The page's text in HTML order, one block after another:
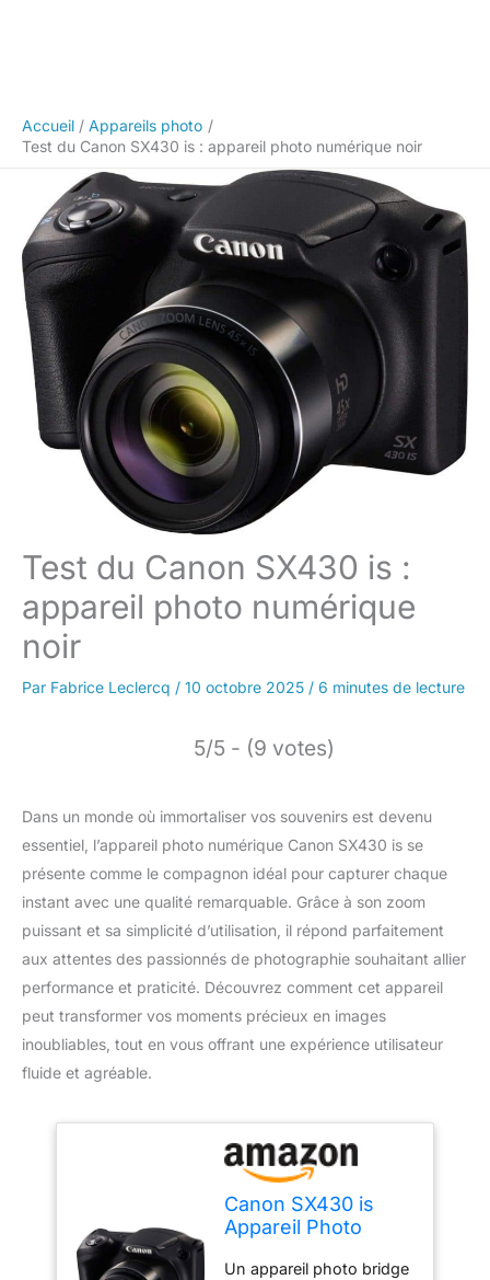
Accueil
Appareils photo
Test du Canon SX430 is : appareil photo numérique noir
Test du Canon SX430 is :
appareil photo numérique
noir
Par Fabrice Leclercq / 10 octobre 2025 / 6 minutes de lecture
5/5 - (9 votes)
Dans un monde où immortaliser vos souvenirs est devenu
essentiel, l’appareil photo numérique Canon SX430 is se
présente comme le compagnon idéal pour capturer chaque
instant avec une qualité remarquable. Grâce à son zoom
puissant et sa simplicité d’utilisation, il répond parfaitement
aux attentes des passionnés de photographie souhaitant allier
performance et praticité. Découvrez comment cet appareil
peut transformer vos moments précieux en images
inoubliables, tout en vous offrant une expérience utilisateur
fluide et agréable.
Canon SX430 is
Appareil Photo
Un appareil photo bridge